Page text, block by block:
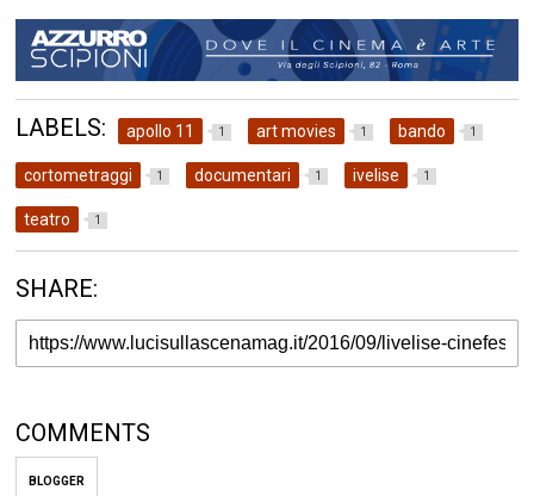
LABELS: apollo 11 1 art movies 1 bando 1
cortometraggi 1 documentari 1 ivelise 1
teatro 1
SHARE:
COMMENTS
BLOGGER